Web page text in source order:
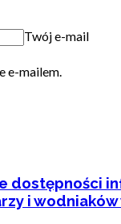
Twój e-mail
e-mailem.
dostępności
i wodniaków